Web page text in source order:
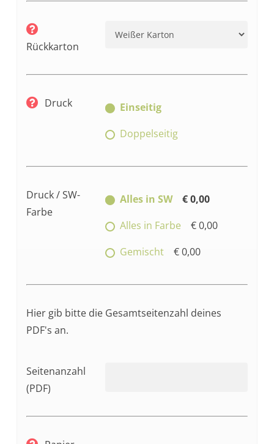
Rückkarton
Druck
Einseitig
Doppelseitig
Druck / SW-
Farbe
Alles in SW
€ 0,00
Alles in Farbe
€ 0,00
Gemischt
€ 0,00
Hier gib bitte die Gesamtseitenzahl deines
PDF's an.
Seitenanzahl
(PDF)